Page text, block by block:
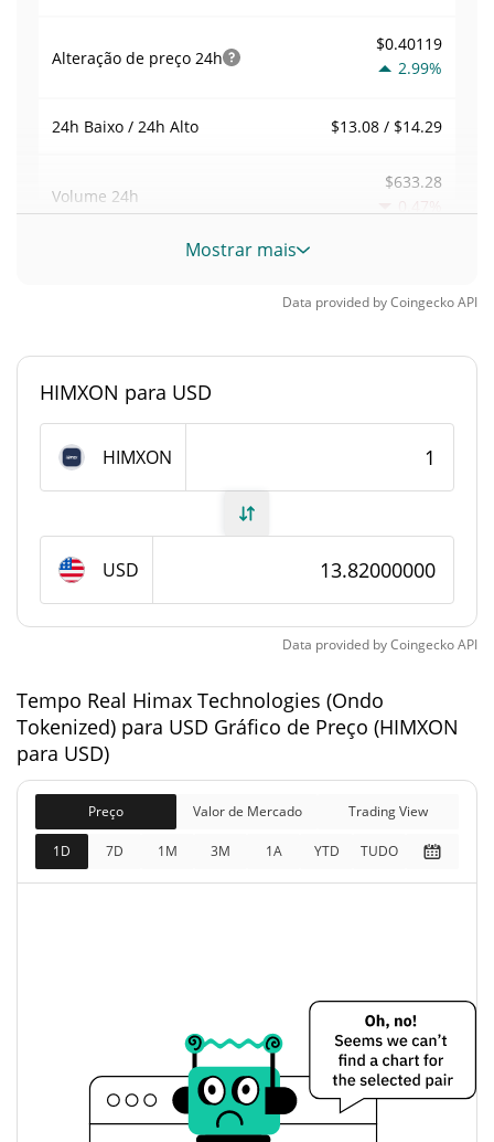
Alteração de preço 24h
$0.40119
2.99%
24h Baixo / 24h Alto $13.08 / $14.29
Volume 24h
$633.28
Posição de mercado
Fornecimento de Himax Technologies (Ondo
Fornecimento em
circulação
Himax Technologies (Ondo Tokenized)
Capitalização de mercado
Capitalização de
mercado
$30,642
Totalmente diluído
$31,108
Baixa / Alta de ontem $13.303164 / $13.365739
Abertura / Fecho de
Ontem
$13.303164 / $13.365739
Mostrar mais
Data provided byCoingeckoAPI
HIMXON para USD
HIMXON
USD
Data provided byCoingeckoAPI
Tempo Real Himax Technologies (Ondo
Tokenized) para USD Gráfico de Preço (HIMXON
para USD)
Preço Valor de Mercado Trading View
1D 7D 1M 3M 1A YTD TUDO